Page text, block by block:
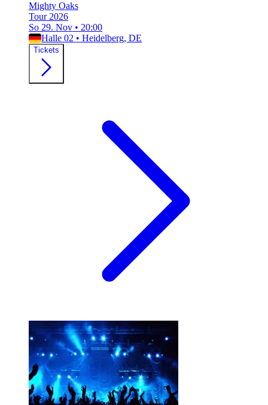
Mighty Oaks
Tour 2026
So 29. Nov • 20:00
Halle 02 • Heidelberg, DE
Tickets